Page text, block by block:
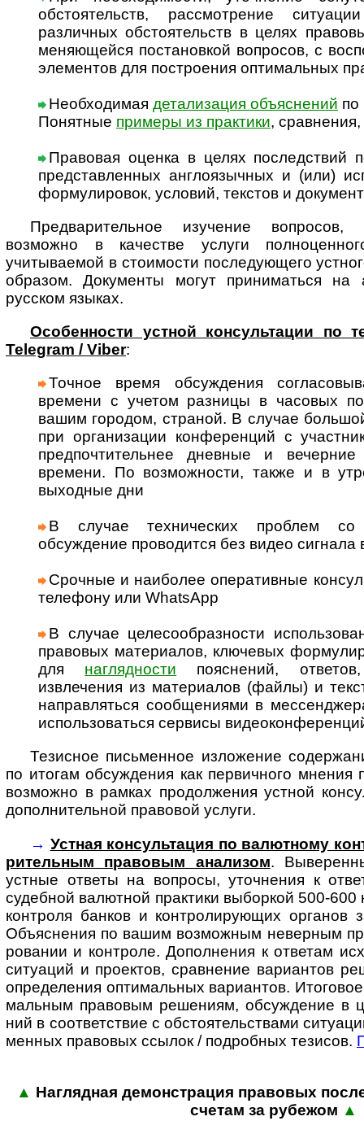
обстоятельств, рассмотрение
различных обстоятельств в целях
меняющейся постановкой вопросов, с
элементов для построения оптимальных
Необходимая детализация объяснений по
Понятные примеры из практики,
Правовая оценка в целях последствий
представленных англоязычных и (или)
формулировок, условий, текстов и
Предварительное изучение вопросов,
возможно в качестве услуги
учитываемой в стоимости последующего
образом. Документы могут приниматься на
русском языках.
Особенности устной консультации по
Telegram / Viber:
Точное время обсуждения
времени с учетом разницы в часовых
вашим городом, страной. В случае
при организации конференций с
предпочтительнее дневные и
времени. По возможности, также и в
выходные дни
В случае технических проблем со
обсуждение проводится без видео
Срочные и наиболее оперативные
телефону или WhatsApp
В случае целесообразности
правовых материалов, ключевых
для наглядности пояснений,
извлечения из материалов (файлы) и
направляться сообщениями в
использоваться сервисы
Тезисное письменное изложение
по итогам обсуждения как первичного мнения
возможно в рамках продолжения устной
дополнительной правовой услуги.
→ Устная консультация по валютному
ри­тель­ным пра­во­вым ана­лизом.
устные ответы на воп­росы, уточ­нения к
судеб­ной валют­ной прак­тики выбор­кой 500-­600
конт­роля бан­ков и конт­ро­ли­ру­ющих органов
Объяс­нения по вашим возмож­ным невер­ным
ро­вании и конт­роле. Допол­нения к отве­там
ситу­аций и проек­тов, срав­нение вари­антов
опре­де­ления опти­маль­ных вари­ан­тов.
маль­ным пра­вовым реше­ниям, обсуж­дение в
ний в соот­вет­ствие с обсто­я­тель­ствами
мен­ных право­вых ссылок / под­роб­ных тезисов.
▲ Наглядная демонстрация правовых
сче­там за рубежом ▲